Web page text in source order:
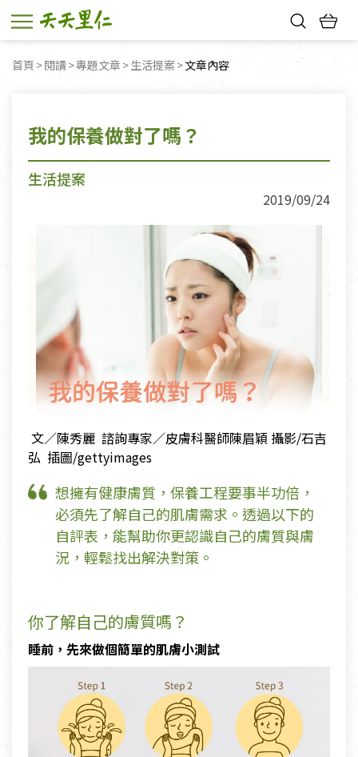
首頁 閱讀 專題文章 生活提案 目前頁面：
文章內容
我的保養做對了嗎？
生活提案
2019/09/24
文／陳秀麗 諮詢專家／皮膚科醫師陳眉穎 攝影/石吉
弘 插圖/gettyimages
想擁有健康膚質，保養工程要事半功倍，
必須先了解自己的肌膚需求。透過以下的
自評表，能幫助你更認識自己的膚質與膚
況，輕鬆找出解決對策。
你了解自己的膚質嗎？
睡前，先來做個簡單的肌膚小測試